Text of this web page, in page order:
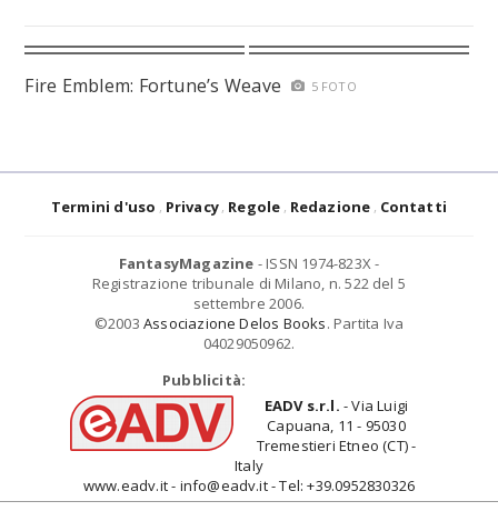
Fire Emblem: Fortune’s Weave 5 FOTO
Termini d'uso Privacy Regole Redazione Contatti
FantasyMagazine - ISSN 1974-823X -
Registrazione tribunale di Milano, n. 522 del 5
settembre 2006.
©2003 Associazione Delos Books. Partita Iva
04029050962.
Pubblicità:
EADV s.r.l. - Via Luigi
Capuana, 11 - 95030
Tremestieri Etneo (CT) -
Italy
www.eadv.it - info@eadv.it - Tel: +39.0952830326